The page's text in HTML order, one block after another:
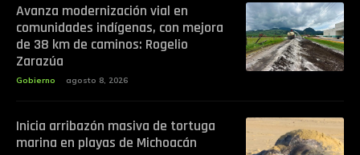
Avanza modernización vial en
comunidades indígenas, con mejora
de 38 km de caminos: Rogelio
Zarazúa
Gobierno agosto 8, 2026
Inicia arribazón masiva de tortuga
marina en playas de Michoacán